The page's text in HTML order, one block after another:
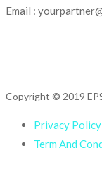
Email :
Copyright © 2019
Privacy Policy
Term And